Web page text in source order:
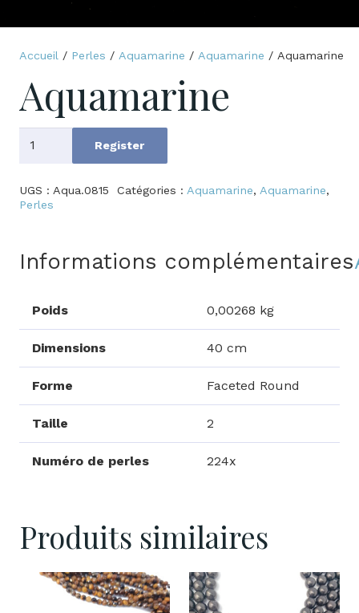
Accueil / Perles / Aquamarine / Aquamarine / Aquamarine
Aquamarine
quantité
Register
UGS : Aqua.0815 Catégories : Aquamarine, Aquamarine,
Perles
Informations complémentaires
Poids 0,00268 kg
Dimensions 40 cm
Forme Faceted Round
Taille 2
Numéro de perles 224x
Produits similaires